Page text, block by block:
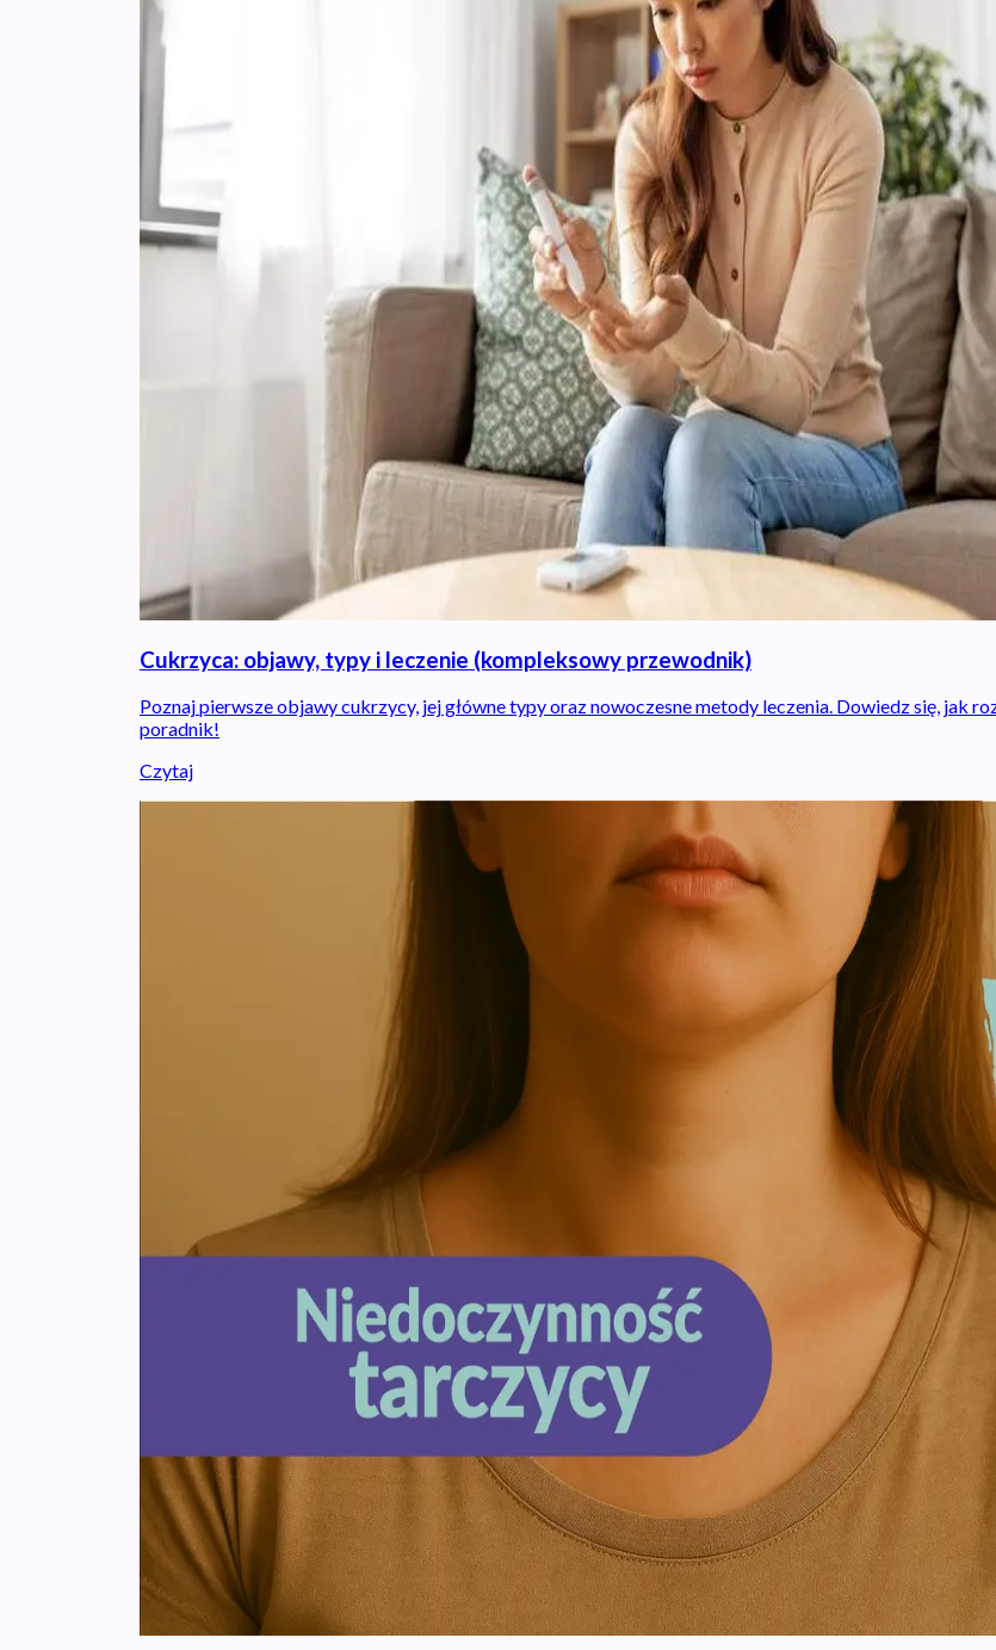
Cukrzyca: objawy, typy i leczenie (kompleksowy przewodnik)
Poznaj pierwsze objawy cukrzycy, jej główne typy oraz nowoczesne metody leczenia. Dowiedz się, jak
poradnik!
Czytaj